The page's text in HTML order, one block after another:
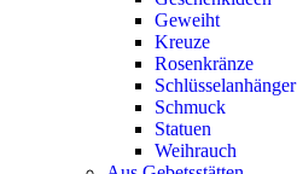
Geweiht
Kreuze
Rosenkränze
Schlüsselanhänger
Schmuck
Statuen
Weihrauch